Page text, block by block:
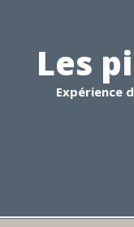
Les
Expérience